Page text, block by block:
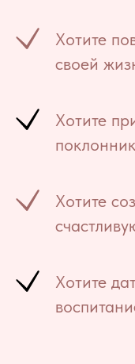
Хотите
своей
Хотите
Хотите
Хотите